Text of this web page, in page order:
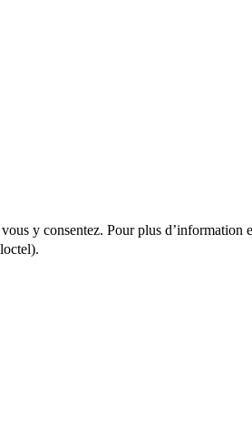
y consentez. Pour plus